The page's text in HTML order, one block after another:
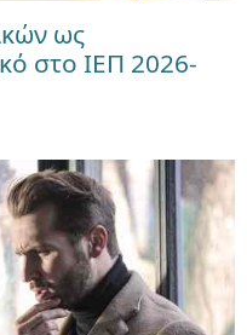
ως
στο ΙΕΠ 2026-